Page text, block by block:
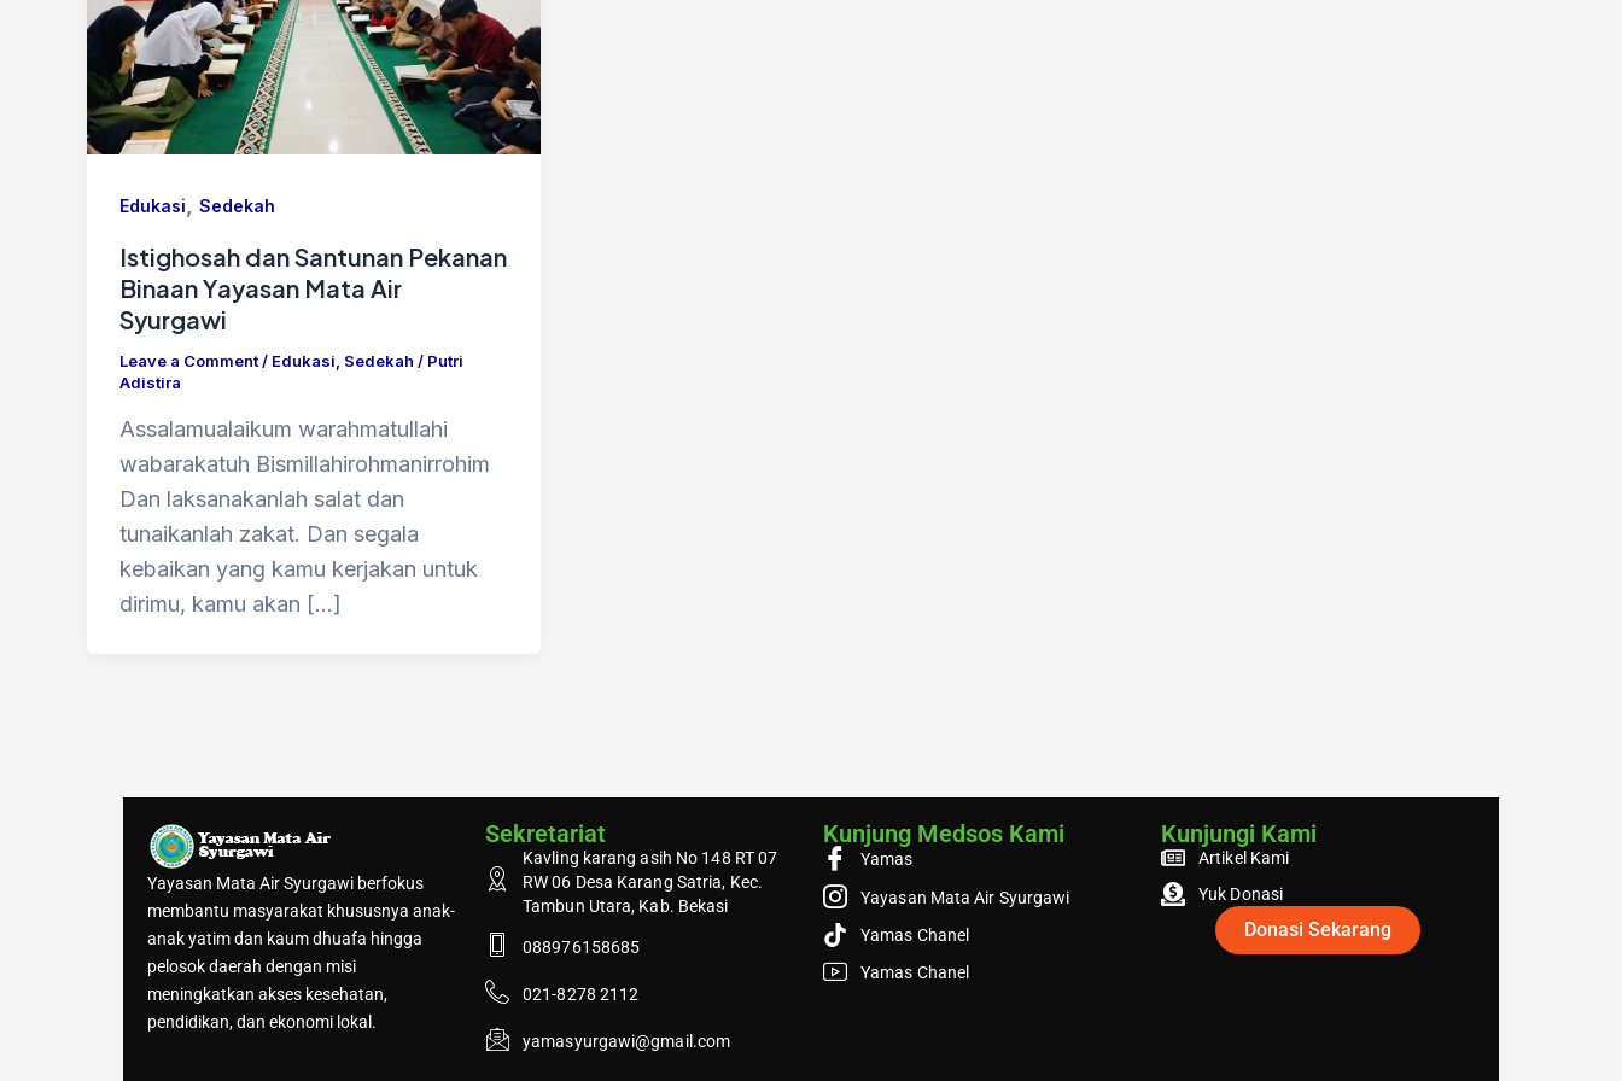
Edukasi, Sedekah
Istighosah dan Santunan Pekanan
Binaan Yayasan Mata Air
Syurgawi
Leave a Comment/ Edukasi Sedekah / Putri
Adistira
Assalamualaikum warahmatullahi
wabarakatuh Bismillahirohmanirrohim
Dan laksanakanlah salat dan
tunaikanlah zakat. Dan segala
kebaikan yang kamu kerjakan untuk
dirimu, kamu akan […]
Yayasan Mata Air Syurgawi berfokus
membantu masyarakat khususnya anak-
anak yatim dan kaum dhuafa hingga
pelosok daerah dengan misi
meningkatkan akses kesehatan,
pendidikan, dan ekonomi lokal.
Sekretariat
Kavling karang asih No 148 RT 07
RW 06 Desa Karang Satria, Kec.
Tambun Utara, Kab. Bekasi
088976158685
021-8278 2112
yamasyurgawi@gmail.com
Kunjung Medsos Kami
Yamas
Yayasan Mata Air Syurgawi
Yamas Chanel
Yamas Chanel
Kunjungi Kami
Artikel Kami
Yuk Donasi
Donasi Sekarang